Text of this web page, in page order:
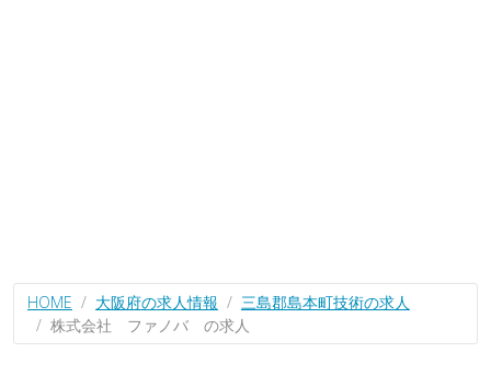
HOME 大阪府の求人情報
三島郡島本町技術の求人
株式会社 ファノバ の求人